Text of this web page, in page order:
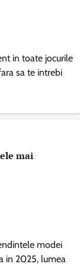
in toate jocurile
sa te intrebi
mai
modei
in 2025, lumea